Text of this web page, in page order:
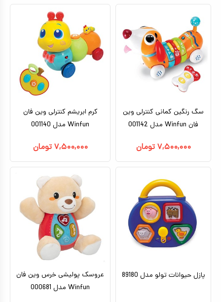
سگ رنگین کمانی کنترلی وین
فان Winfun مدل 001142
۷,۵۰۰,۰۰۰ تومان
کرم ابریشم کنترلی وین فان
Winfun مدل 001140
۷,۵۰۰,۰۰۰ تومان
پازل حیوانات تولو مدل 89180
عروسک پولیشی خرس وین فان
Winfun مدل 000681